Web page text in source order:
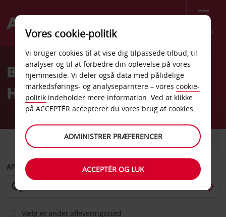
Menu
Welcome
AvisBilleje Kinshasa Grand
Hotel
VAREVOGN
AFHENT FRA
Vælg et andet afleveringssted
Vores cookie-politik
Vi bruger cookies til at vise dig tilpassede tilbud, til
analyser og til at forbedre din oplevelse på vores
hjemmeside. Vi deler også data med pålidelige
markedsførings- og analyseparntere – vores cookie-
politik indeholder mere information. Ved at klikke
på ACCEPTÉR accepterer du vores brug af cookies.
ADMINISTRER PRÆFERENCER
ACCEPTÉR OG LUK